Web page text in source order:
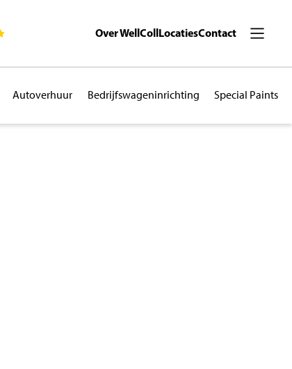
Over WellCollLocatiesContact
Autoverhuur Bedrijfswageninrichting Special Paints